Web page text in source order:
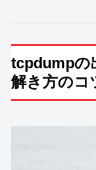
tcpdumpの
解き方のコ